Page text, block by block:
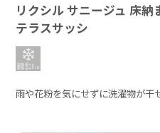
リクシル サニージュ 床
テラスサッシ
雨や花粉を気にせずに洗濯物が干